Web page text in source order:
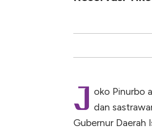
J oko Pinurbo
dan
Gubernur Daerah